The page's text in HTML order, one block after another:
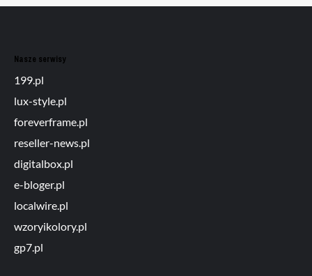
Nasze serwisy
199.pl
lux-style.pl
foreverframe.pl
reseller-news.pl
digitalbox.pl
e-bloger.pl
localwire.pl
wzoryikolory.pl
gp7.pl